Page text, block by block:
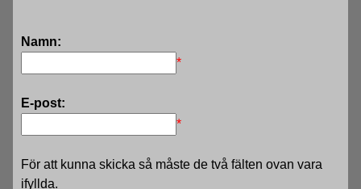
Namn:
*
E-post:
*
För att kunna skicka så måste de två fälten ovan vara
ifyllda.